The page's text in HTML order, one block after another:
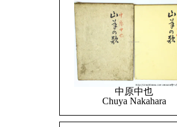
中原中也
Chuya Nakahara